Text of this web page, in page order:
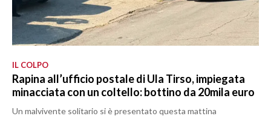
IL COLPO
Rapina all’ufficio postale di Ula Tirso, impiegata
minacciata con un coltello: bottino da 20mila euro
Un malvivente solitario si è presentato questa mattina